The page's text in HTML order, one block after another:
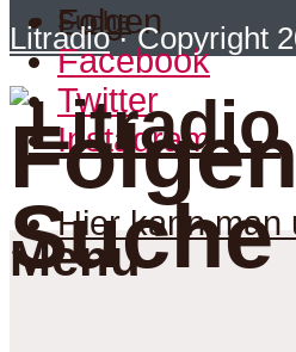
Suche
Suche
Folgen
Facebook
Twitter
Instagram
Hier kann man
Folgen
Litradio· Copyright
Menu